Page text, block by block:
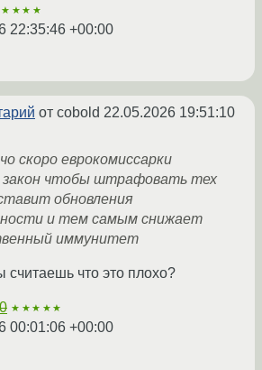
★★★★
22:35:46 +00:00
от cobold 22.05.2026 19:51:10
скоро еврокомиссарки
чтобы штрафовать тех
обновления
и тем самым снижает
иммунитет
считаешь что это плохо?
★★★★★
00:01:06 +00:00